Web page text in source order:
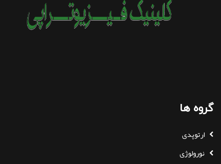
گروه ها
ارتوپدی
نورولوژی